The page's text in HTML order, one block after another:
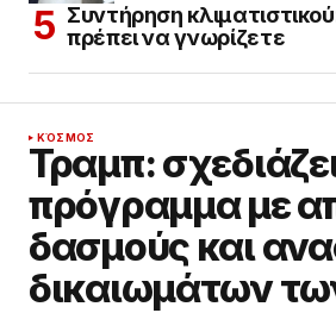
Συντήρηση
πρέπει να γνωρίζετε
ΚΌΣΜΟΣ
Τραμπ:
πρόγραμμα με
δασμούς και
δικαιωμάτων